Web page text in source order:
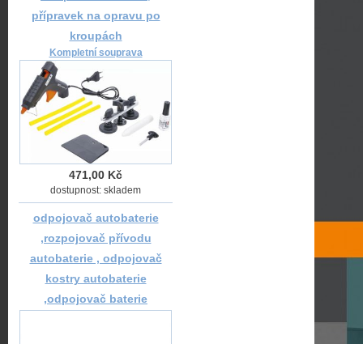
přípravek na opravu po
kroupách
Kompletní souprava
471,00 Kč
dostupnost: skladem
odpojovač autobaterie
,rozpojovač přívodu
autobaterie , odpojovač
kostry autobaterie
,odpojovač baterie